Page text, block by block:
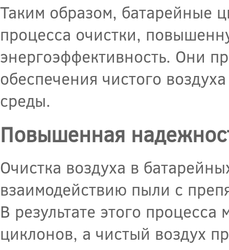
Таким образом, батарейные
процесса очистки,
энергоэффективность. Они
обеспечения чистого
среды.
Повышенная
Очистка воздуха в
взаимодействию пыли с
В результате этого
циклонов, а чистый воздух